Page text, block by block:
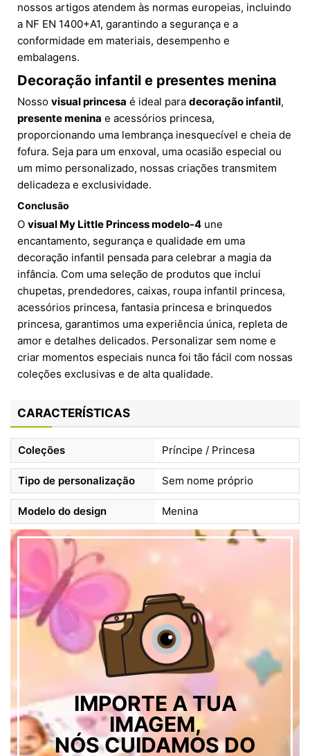
nossos artigos atendem às normas europeias, incluindo
a NF EN 1400+A1, garantindo a segurança e a
conformidade em materiais, desempenho e
embalagens.
Decoração infantil e presentes menina
Nosso visual princesa é ideal para decoração infantil,
presente menina e acessórios princesa,
proporcionando uma lembrança inesquecível e cheia de
fofura. Seja para um enxoval, uma ocasião especial ou
um mimo personalizado, nossas criações transmitem
delicadeza e exclusividade.
Conclusão
O visual My Little Princess modelo-4 une
encantamento, segurança e qualidade em uma
decoração infantil pensada para celebrar a magia da
infância. Com uma seleção de produtos que inclui
chupetas, prendedores, caixas, roupa infantil princesa,
acessórios princesa, fantasia princesa e brinquedos
princesa, garantimos uma experiência única, repleta de
amor e detalhes delicados. Personalizar sem nome e
criar momentos especiais nunca foi tão fácil com nossas
coleções exclusivas e de alta qualidade.
CARACTERÍSTICAS
Coleções Príncipe / Princesa
Tipo de personalização Sem nome próprio
Modelo do design Menina
IMPORTE A TUA
IMAGEM,
NÓS CUIDAMOS DO